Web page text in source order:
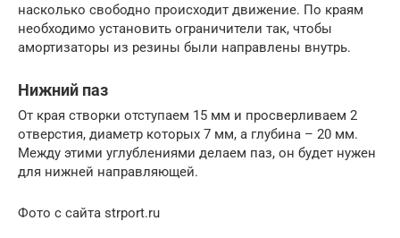
насколько свободно происходит движение. По краям
необходимо установить ограничители так, чтобы
амортизаторы из резины были направлены внутрь.
Нижний паз
От края створки отступаем 15 мм и просверливаем 2
отверстия, диаметр которых 7 мм, а глубина – 20 мм.
Между этими углублениями делаем паз, он будет нужен
для нижней направляющей.
Фото с сайта strport.ru